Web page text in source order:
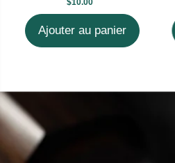
$10.00
Ajouter au panier